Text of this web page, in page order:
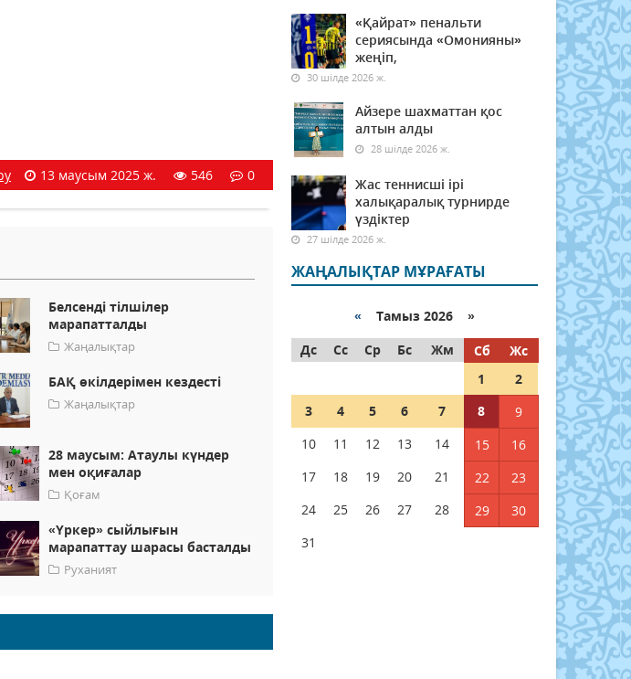
13 маусым 2025 ж. 546 0
Белсенді тілшілер
марапатталды
Жаңалықтар
БАҚ өкілдерімен кездесті
Жаңалықтар
28 маусым: Атаулы күндер
мен оқиғалар
Қоғам
«Үркер» сыйлығын
марапаттау шарасы басталды
Руханият
«Қайрат» пенальти
сериясында «Омонияны»
жеңіп,
30 шілде 2026 ж.
Айзере шахматтан қос
алтын алды
28 шілде 2026 ж.
Жас теннисші ірі
халықаралық турнирде
үздіктер
27 шілде 2026 ж.
ЖАҢАЛЫҚТАР МҰРАҒАТЫ
« Тамыз 2026 »
Дс
Сс Ср Бс Жм Сб
Жс
1
2
3
4 5 6 7 8
9
10
11 12 13 14 15
16
17
18 19 20 21 22
23
24
25 26 27 28 29
30
31